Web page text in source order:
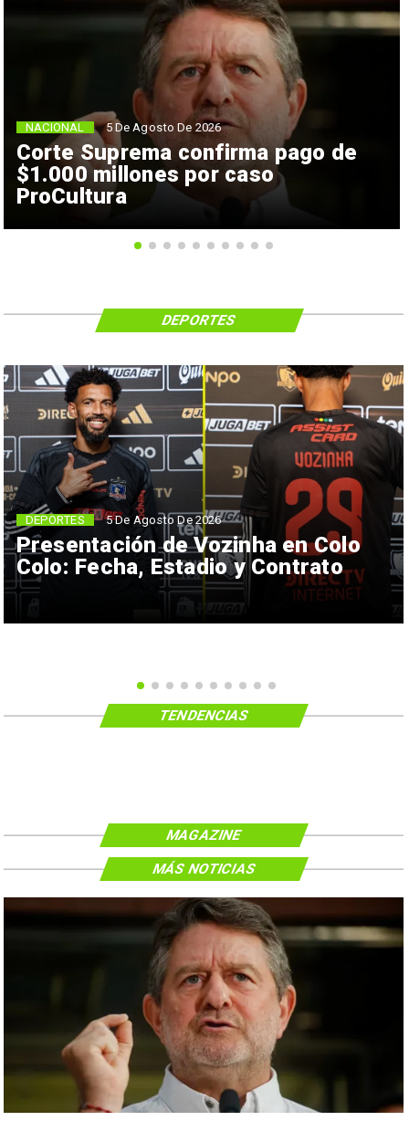
Corte Suprema confirma pago de
$1.000 millones por caso
ProCultura
NACIONAL 5 De Agosto De 2026
Presentación de Vozinha en Colo
Colo: Fecha, Estadio y Contrato
DEPORTES 5 De Agosto De 2026
DEPORTES
TENDENCIAS
MAGAZINE
MÁS NOTICIAS